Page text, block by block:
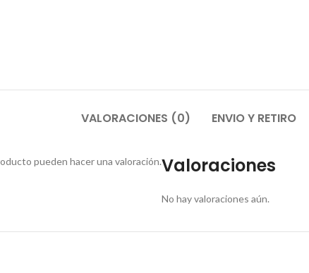
VALORACIONES (0) ENVIO Y RETIRO
Valoraciones
No hay valoraciones aún.
pueden hacer una valoración.